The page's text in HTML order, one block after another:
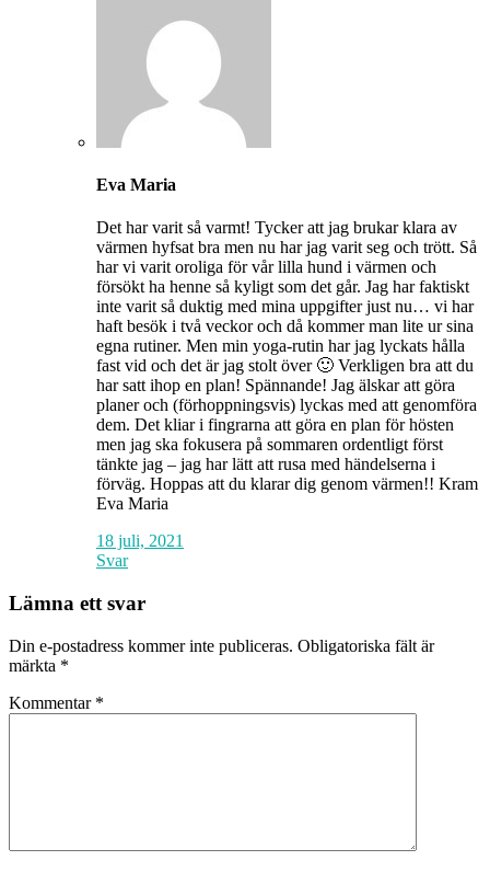
Eva Maria
Det har varit så varmt! Tycker att jag brukar klara av
värmen hyfsat bra men nu har jag varit seg och trött. Så
har vi varit oroliga för vår lilla hund i värmen och
försökt ha henne så kyligt som det går. Jag har faktiskt
inte varit så duktig med mina uppgifter just nu… vi har
haft besök i två veckor och då kommer man lite ur sina
egna rutiner. Men min yoga-rutin har jag lyckats hålla
fast vid och det är jag stolt över 🙂 Verkligen bra att du
har satt ihop en plan! Spännande! Jag älskar att göra
planer och (förhoppningsvis) lyckas med att genomföra
dem. Det kliar i fingrarna att göra en plan för hösten
men jag ska fokusera på sommaren ordentligt först
tänkte jag – jag har lätt att rusa med händelserna i
förväg. Hoppas att du klarar dig genom värmen!! Kram
Eva Maria
18 juli, 2021
Svar
Lämna ett svar
Din e-postadress kommer inte publiceras. Obligatoriska fält är
märkta *
Kommentar *